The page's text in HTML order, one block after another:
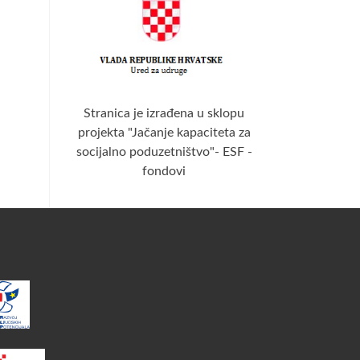
Stranica je izrađena u sklopu
projekta "Jačanje kapaciteta za
socijalno poduzetništvo"- ESF -
fondovi